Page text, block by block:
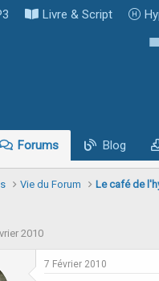
Livre & Script
Forums Blog
Vie du Forum Le café de
2010
7 Février 2010